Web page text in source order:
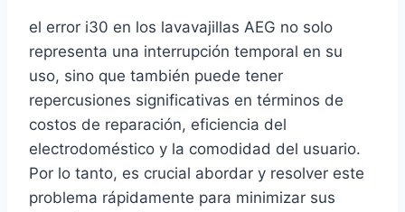
el error i30 en los lavavajillas AEG no solo
representa una interrupción temporal en su
uso, sino que también puede tener
repercusiones significativas en términos de
costos de reparación, eficiencia del
electrodoméstico y la comodidad del usuario.
Por lo tanto, es crucial abordar y resolver este
problema rápidamente para minimizar sus